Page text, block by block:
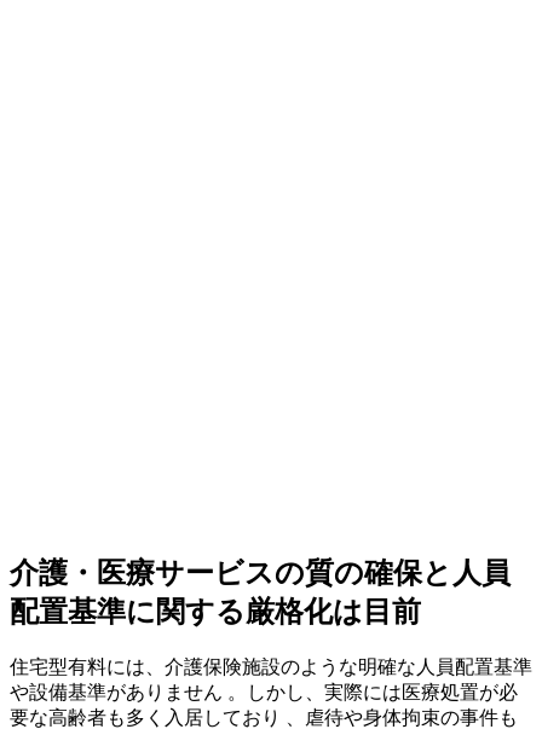
介護・医療サービスの質の確保と人員
配置基準に関する厳格化は目前
住宅型有料には、介護保険施設のような明確な人員配置基準
や設備基準がありません 。しかし、実際には医療処置が必
要な高齢者も多く入居しており 、虐待や身体拘束の事件も